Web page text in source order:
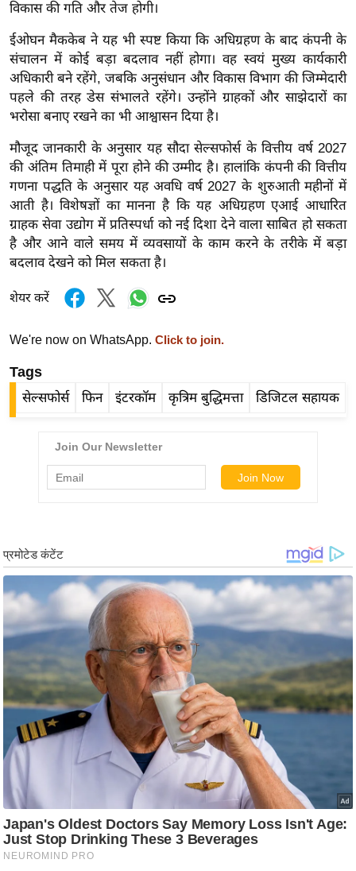
न
ज
ग
त
बॉ
ली
वु
ड
हॉ
ली
वु
ड
फि
ल्म
मी
B
e
s
ला
इ
फ
स्टा
इ
ल
टे
क्नॉ
लॉ
जी
ब्यू
टी
विकास की गति और तेज होगी।
ईओघन मैककेब ने यह भी स्पष्ट किया कि अधिग्रहण के बाद कंपनी के
संचालन में कोई बड़ा बदलाव नहीं होगा। वह स्वयं मुख्य कार्यकारी
अधिकारी बने रहेंगे, जबकि अनुसंधान और विकास विभाग की जिम्मेदारी
पहले की तरह डेस संभालते रहेंगे। उन्होंने ग्राहकों और साझेदारों का
भरोसा बनाए रखने का भी आश्वासन दिया है।
मौजूद जानकारी के अनुसार यह सौदा सेल्सफोर्स के वित्तीय वर्ष 2027
की अंतिम तिमाही में पूरा होने की उम्मीद है। हालांकि कंपनी की वित्तीय
गणना पद्धति के अनुसार यह अवधि वर्ष 2027 के शुरुआती महीनों में
आती है। विशेषज्ञों का मानना है कि यह अधिग्रहण एआई आधारित
ग्राहक सेवा उद्योग में प्रतिस्पर्धा को नई दिशा देने वाला साबित हो सकता
है और आने वाले समय में व्यवसायों के काम करने के तरीके में बड़ा
बदलाव देखने को मिल सकता है।
शेयर करें
We're now on WhatsApp. Click to join.
Tags
सेल्सफोर्स फिन इंटरकॉम कृत्रिम बुद्धिमत्ता डिजिटल सहायक